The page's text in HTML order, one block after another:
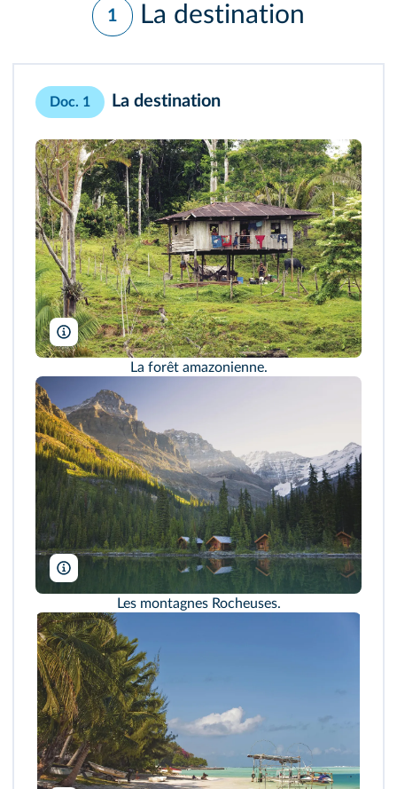
1 La destination
Doc. 1 La destination
J. Warburton-Lee Photography/Alamy
La forêt amazonienne.
All Canada Photos/Alamy
Les montagnes Rocheuses.